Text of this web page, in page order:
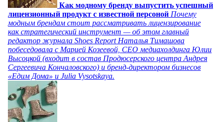
Как модному бренду выпустить успешный
лицензионный продукт с известной персоной Почему
модным брендам стоит рассматривать лицензирование
как стратегический инструмент — об этом главный
редактор журнала Shoes Report Наталья Тимашова
побеседовала с Марией Козеевой, СЕО медиахолдинга Юлии
Высоцкой (входит в состав Продюсерского центра Андрея
Сергеевича Кончаловского) и бренд-директором бизнесов
«Едим Дома» и Julia Vysotskaya.